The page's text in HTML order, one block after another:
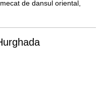
de dansul oriental,